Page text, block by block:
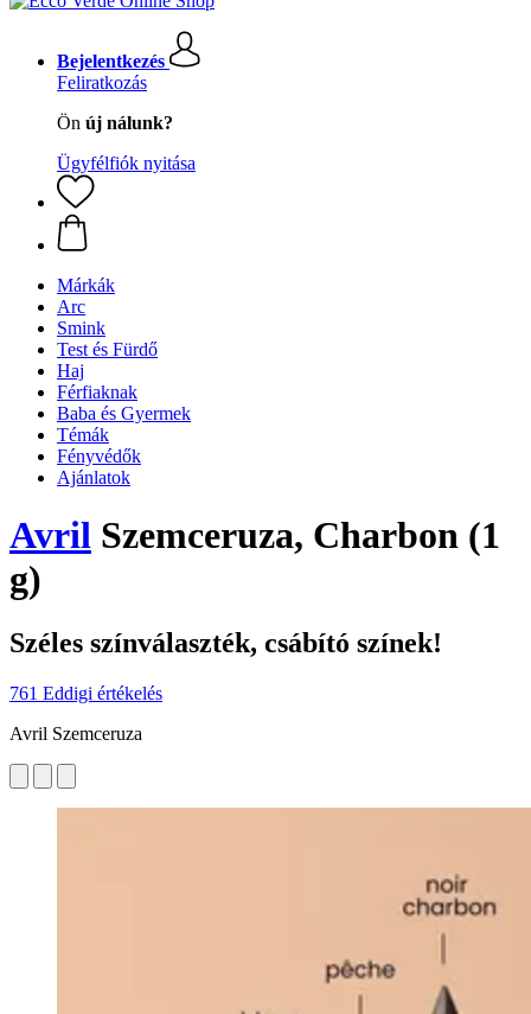
Bejelentkezés
Feliratkozás
Ön új nálunk?
Ügyfélfiók nyitása
Márkák
Arc
Smink
Test és Fürdő
Haj
Férfiaknak
Baba és Gyermek
Témák
Fényvédők
Ajánlatok
Avril Szemceruza, Charbon (1
g)
Széles színválaszték, csábító színek!
761 Eddigi értékelés
Avril Szemceruza